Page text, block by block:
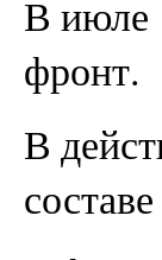
В июле
фронт.
В